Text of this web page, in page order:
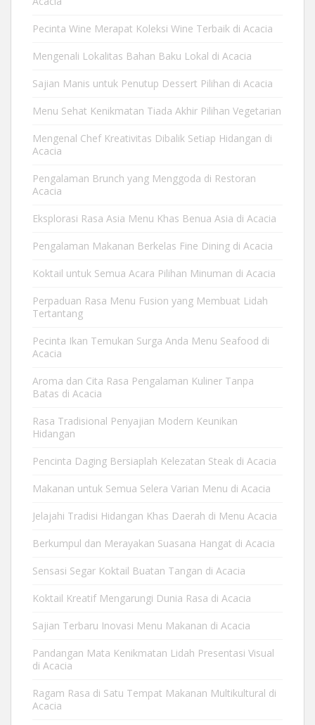
Pecinta Wine Merapat Koleksi Wine Terbaik di Acacia
Mengenali Lokalitas Bahan Baku Lokal di Acacia
Sajian Manis untuk Penutup Dessert Pilihan di Acacia
Menu Sehat Kenikmatan Tiada Akhir Pilihan Vegetarian
Mengenal Chef Kreativitas Dibalik Setiap Hidangan di
Acacia
Pengalaman Brunch yang Menggoda di Restoran
Acacia
Eksplorasi Rasa Asia Menu Khas Benua Asia di Acacia
Pengalaman Makanan Berkelas Fine Dining di Acacia
Koktail untuk Semua Acara Pilihan Minuman di Acacia
Perpaduan Rasa Menu Fusion yang Membuat Lidah
Tertantang
Pecinta Ikan Temukan Surga Anda Menu Seafood di
Acacia
Aroma dan Cita Rasa Pengalaman Kuliner Tanpa
Batas di Acacia
Rasa Tradisional Penyajian Modern Keunikan
Hidangan
Pencinta Daging Bersiaplah Kelezatan Steak di Acacia
Makanan untuk Semua Selera Varian Menu di Acacia
Jelajahi Tradisi Hidangan Khas Daerah di Menu Acacia
Berkumpul dan Merayakan Suasana Hangat di Acacia
Sensasi Segar Koktail Buatan Tangan di Acacia
Koktail Kreatif Mengarungi Dunia Rasa di Acacia
Sajian Terbaru Inovasi Menu Makanan di Acacia
Pandangan Mata Kenikmatan Lidah Presentasi Visual
di Acacia
Ragam Rasa di Satu Tempat Makanan Multikultural di
Acacia